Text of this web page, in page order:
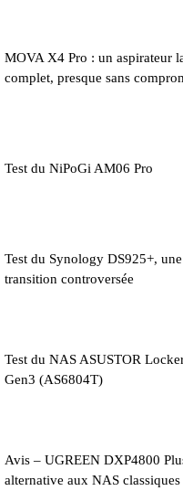
MOVA X4 Pro : un aspirateur
complet, presque sans
Test du NiPoGi AM06 Pro
Test du Synology DS925+, une
transition controversée
Test du NAS ASUSTOR
Gen3 (AS6804T)
Avis – UGREEN DXP4800
alternative aux NAS classiques